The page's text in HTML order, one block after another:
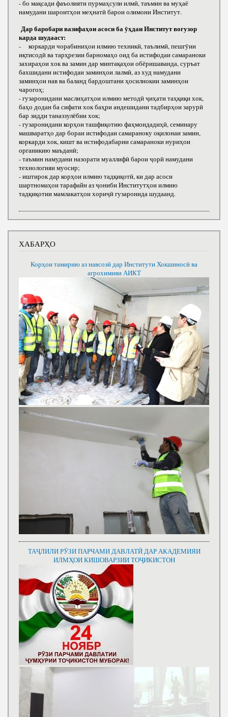
- бо мақсади фаъолияти пурмаҳсули илмӣ, таъмин ва муҳаё
намудани шароитҳои меҳнатӣ барои олимони Институт.
Дар баробари вазифаҳои асоси ба ӯҳдаи Институт вогузор
карда шудааст:
- коркарди чорабиниҳои илмию техникӣ, таълимӣ, пешгӯии
иқтисодӣ ва тарҳрезии барномаҳо оид ба истифодаи самараноки
захираҳои хок ва замин дар минтақаҳои обёришаванда, суръат
бахшидани истифодаи заминҳои лалмӣ, аз худ намудани
заминҳои нав ва баланд бардоштани ҳосилнокии заминҳои
чарогоҳ;
- гузаронидани маслиҳатҳои илмию методӣ ҷиҳати таҳқиқи хок,
баҳо додан ба сифати хок баҳри андешидани тадбирҳои зарурӣ
бар зидди таназзулёбии хок;
- гузаронидани корҳои ташфиқотию фаҳмондадиҳӣ, семинару
машваратҳо дар бораи истифодаи самараноку оқилонаи замин,
коркарди хок, кишт ва истифодабарии самараноки нуриҳои
органикию маъданӣ;
- таъмин намудани назорати муаллифӣ барои ҷорӣ намудани
технологияи муосир;
- иштирок дар корҳои илмию тадқиқотӣ, ки дар асоси
шартномаҳои тарафайн аз ҷониби Институтҳои илмию
тадқиқотии мамлакатҳои хориҷӣ гузаронида шудаанд.
ХАБАРҲО
Корҳои тамирию аз навсозӣ дар Институти Хокшиносӣ ва
агрохимияи АИКТ
ТАҶЛИЛИ РӮЗИ ПАРЧАМИ ДАВЛАТӢ ДАР АКАДЕМИЯИ
ИЛМҲОИ КИШОВАРЗИИ ТОҶИКИСТОН